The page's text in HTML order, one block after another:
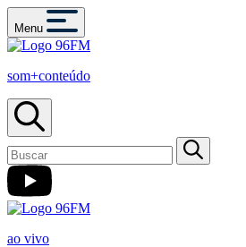
Menu
som+conteúdo
ao vivo